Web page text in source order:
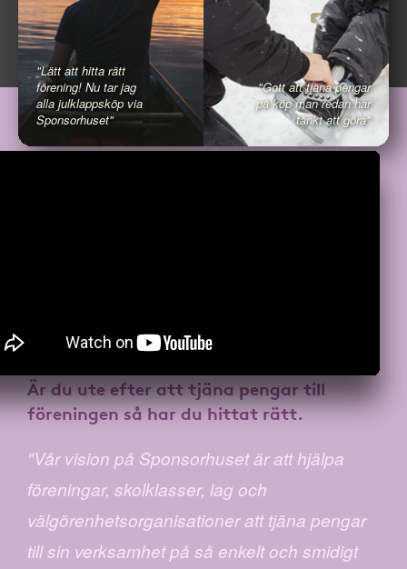
"Lätt att hitta rätt
förening! Nu tar jag
alla julklappsköp via
Sponsorhuset"
"Gott att tjäna pengar
på köp man redan har
tänkt att göra"
Är du ute efter atttjäna pengar till
föreningenså har du hittat rätt.
"Vår vision på Sponsorhuset är att hjälpa
föreningar, skolklasser, lag och
välgörenhetsorganisationer att tjäna pengar
till sin verksamhet på så enkelt och smidigt